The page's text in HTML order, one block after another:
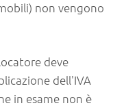
non vengono
deve
dell'IVA
in esame non è